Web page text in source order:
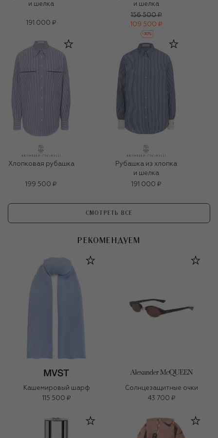
и шелка
191 000 ₽
и шелка
156 500 ₽
109 500 ₽
-30%
Хлопковая рубашка
199 500 ₽
Рубашка из хлопка
и шелка
191 000 ₽
СМОТРЕТЬ ВСЕ
РЕКОМЕНДУЕМ
Кашемировый шарф
115 500 ₽
Солнцезащитные очки
43 700 ₽